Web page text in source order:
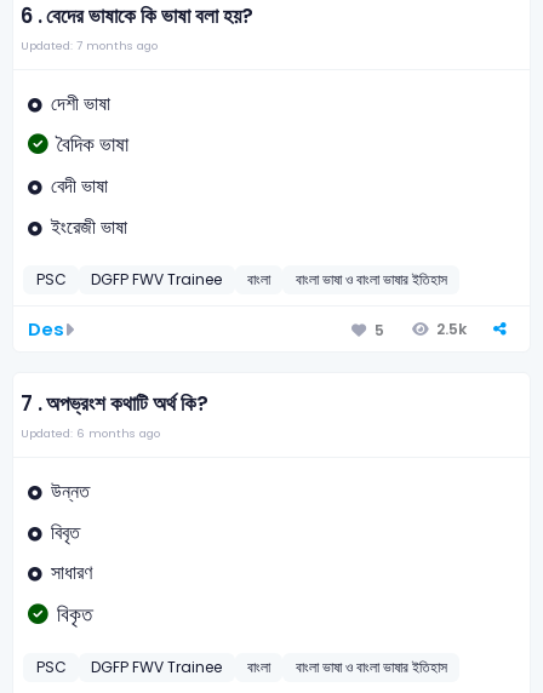
6 .বেদের ভাষাকে কি ভাষা বলা হয়?
Updated: 7 months ago
দেশী ভাষা
বৈদিক ভাষা
বেদী ভাষা
ইংরেজী ভাষা
PSC DGFP FWV Trainee বাংলা বাংলা ভাষা ও বাংলা ভাষার ইতিহাস
Des 5 2.5k
7 .অপভ্রংশ কথাটি অর্থ কি?
Updated: 6 months ago
উন্নত
বিবৃত
সাধারণ
বিকৃত
PSC DGFP FWV Trainee বাংলা বাংলা ভাষা ও বাংলা ভাষার ইতিহাস